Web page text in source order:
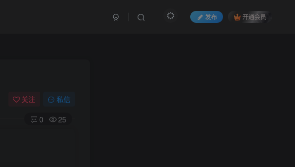
发布 开通会员
关注 私信
0 25